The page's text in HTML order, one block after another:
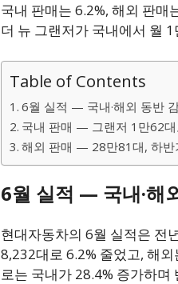
국내 판매는 6.2%, 해외 판매
더 뉴 그랜저가 국내에서 월
Table of Contents
6월 실적 — 국내·해외 동반
국내 판매 — 그랜저 1만62
해외 판매 — 28만81대, 하반
6월 실적 — 국내·해
현대자동차의 6월 실적은 전
8,232대로 6.2% 줄었고, 해
로는 국내가 28.4% 증가하